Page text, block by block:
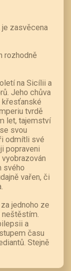
zasvěcena
rozhodně
na Sicílii a
Jeho chůva
křesťanské
tvrdě
let, tajemství
svou
odmítli své
popraveni
svého
vařen, či
jednoho ze
neštěstím.
a
času
Stejně